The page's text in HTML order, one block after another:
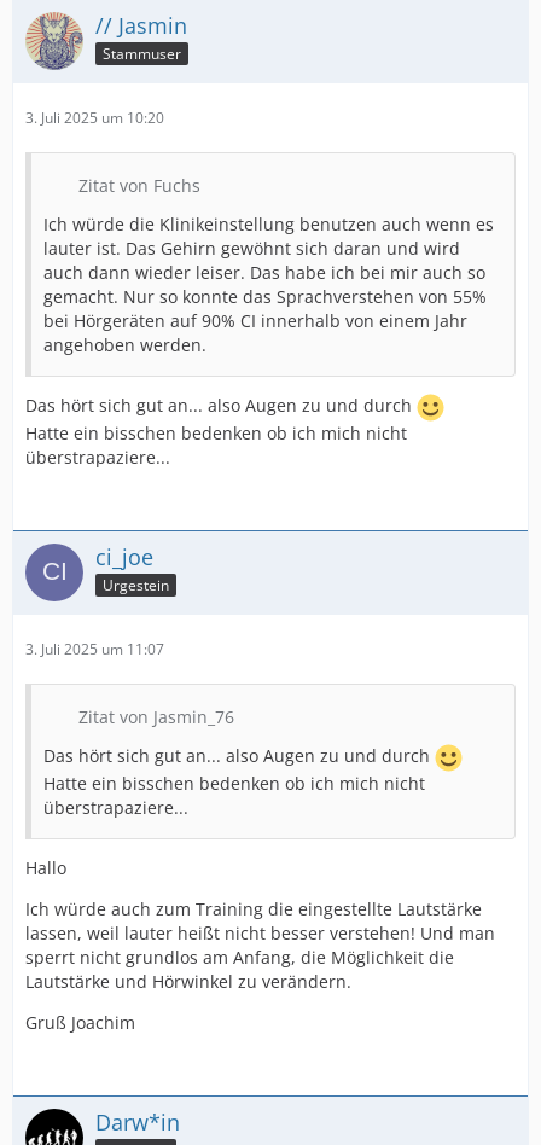
// Jasmin
Stammuser
3. Juli 2025 um 10:20
Zitat von Fuchs
Ich würde die Klinikeinstellung benutzen auch wenn es
lauter ist. Das Gehirn gewöhnt sich daran und wird
auch dann wieder leiser. Das habe ich bei mir auch so
gemacht. Nur so konnte das Sprachverstehen von 55%
bei Hörgeräten auf 90% CI innerhalb von einem Jahr
angehoben werden.
Das hört sich gut an... also Augen zu und durch
Hatte ein bisschen bedenken ob ich mich nicht
überstrapaziere...
ci_joe
Urgestein
3. Juli 2025 um 11:07
Zitat von Jasmin_76
Das hört sich gut an... also Augen zu und durch
Hatte ein bisschen bedenken ob ich mich nicht
überstrapaziere...
Hallo
Ich würde auch zum Training die eingestellte Lautstärke
lassen, weil lauter heißt nicht besser verstehen! Und man
sperrt nicht grundlos am Anfang, die Möglichkeit die
Lautstärke und Hörwinkel zu verändern.
Gruß Joachim
Darw*in